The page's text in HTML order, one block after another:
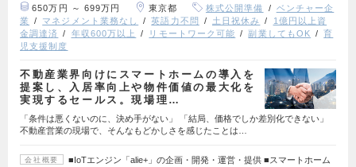
650万円 ～ 699万円 東京都 株式公開準備
ベンチャー企
業
マネジメント業務なし 英語力不問 土日祝休み
1億円以上資
金調達済
年収600万以上 リモートワーク可能 副業してもOK
育
児支援制度
不動産業界向けにスマートホームの導入を
提案し、入居率向上や物件価値の最大化を
実現するセールス。現場理…
「条件は悪くないのに、決め手がない」 「結局、価格でしか差別化できない」
不動産営業の現場で、そんなもどかしさを感じたことは…
会社概要
■IoTエンジン「alie+」の企画・開発・運営・提供 ■スマートホーム